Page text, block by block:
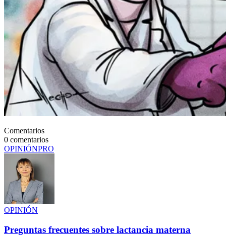
Comentarios
0 comentarios
OPINIÓNPRO
OPINIÓN
Preguntas frecuentes sobre lactancia materna